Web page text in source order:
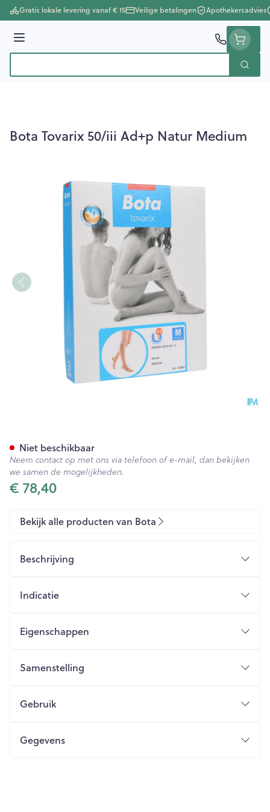
Ga naar de inhoud
Gratis lokale levering vanaf € 15 Veilige betalingen Apothekersadvies
Menu
Zoek
Bota Tovarix 50/iii Ad+p Natur Medium
€ 78,40
Niet beschikbaar
Neem contact op met ons via telefoon of e-mail, dan bekijken
we samen de mogelijkheden.
Bekijk alle producten van Bota
Beschrijving
Indicatie
Eigenschappen
Samenstelling
Gebruik
Gegevens